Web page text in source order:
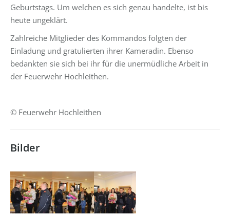
Geburtstags. Um welchen es sich genau handelte, ist bis
heute ungeklärt.
Zahlreiche Mitglieder des Kommandos folgten der
Einladung und gratulierten ihrer Kameradin. Ebenso
bedankten sie sich bei ihr für die unermüdliche Arbeit in
der Feuerwehr Hochleithen.
© Feuerwehr Hochleithen
Bilder